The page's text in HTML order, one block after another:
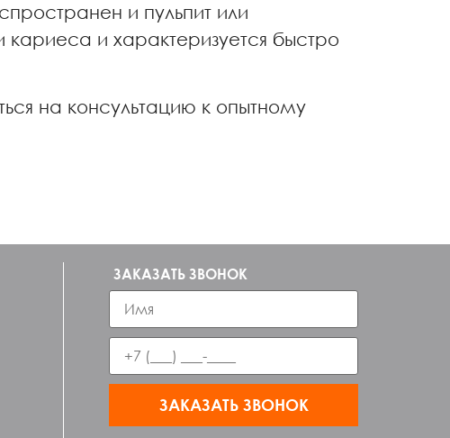
и пульпит или
и характеризуется быстро
на консультацию к опытному
ЗАКАЗАТЬ ЗВОНОК
ЗАКАЗАТЬ ЗВОНОК